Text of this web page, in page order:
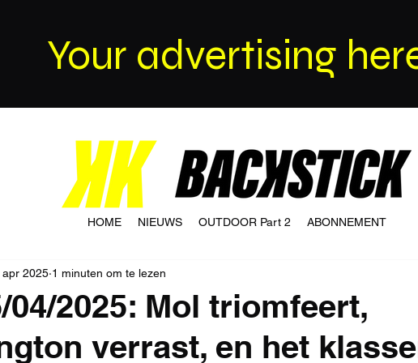
Your advertising
HOME NIEUWS OUTDOOR Part 2 ABONNEMENT
04/2025: Mol triomfeert,
verrast, en het
apr 2025 1 minuten om te lezen